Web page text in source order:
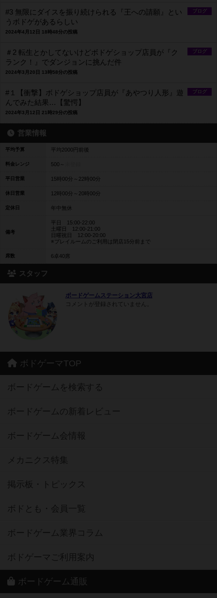
ブログ
#3 無限にダイスを振り続けられる『王への請願』とい
うボドゲがあるらしい
2024年4月12日 18時48分の投稿
ブログ
＃2 転生とかしてないけどボドゲショップ店員が『ク
ランク！』でダンジョンに挑んだ件
2024年3月20日 13時58分の投稿
ブログ
#１【衝撃】ボドゲショップ店員が『あやつり人形』遊
んでみた結果…【驚愕】
2024年3月12日 21時29分の投稿
営業情報
平均予算 平均2000円前後
料金レンジ 500～
平日営業 15時00分～22時00分
休日営業 12時00分～20時00分
定休日 年中無休
備考
平日 15:00-22:00
土曜日 12:00-21:00
日曜祝日 12:00-20:00
※プレイルームのご利用は閉店15分前まで
席数 6卓40席
スタッフ
ボードゲームステーション大宮店
コメントが登録されていません。
ボドゲーマTOP
ボードゲームを検索する
ボードゲームの新着レビュー
ボードゲーム会情報
メカニクス特集
掲示板・トピックス
ボドとも・会員一覧
ボードゲーム業界コラム
ボドゲーマご利用案内
ボードゲーム通販